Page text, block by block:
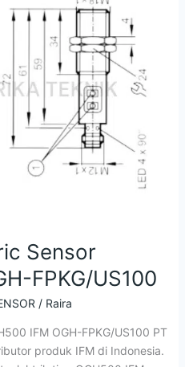
Sensor
FPKG/US100
/ Raira
IFM OGH-FPKG/US100 PT
produk IFM di Indonesia.